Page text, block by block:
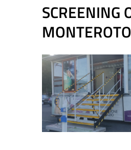
SCREENING